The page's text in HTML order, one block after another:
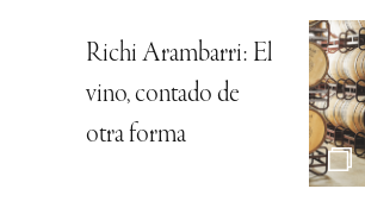
Richi Arambarri: El
vino, contado de
otra forma